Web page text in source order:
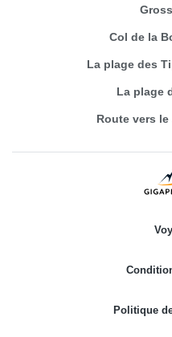
Col de la
La plage des
La plage
Route vers
Politique